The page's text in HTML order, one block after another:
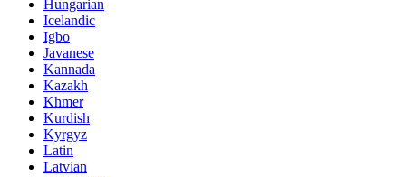
Hungarian
Icelandic
Igbo
Javanese
Kannada
Kazakh
Khmer
Kurdish
Kyrgyz
Latin
Latvian